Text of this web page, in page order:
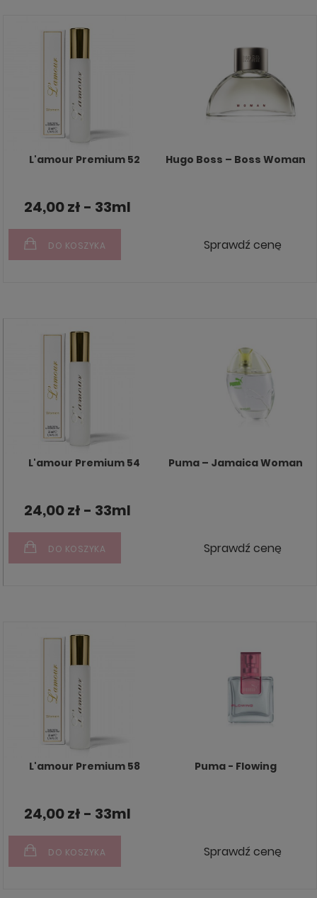
L'amour Premium 52 Hugo Boss – Boss Woman
24,00 zł - 33ml
DO KOSZYKA Sprawdź cenę
L'amour Premium 54 Puma – Jamaica Woman
24,00 zł - 33ml
DO KOSZYKA Sprawdź cenę
L'amour Premium 58 Puma - Flowing
24,00 zł - 33ml
DO KOSZYKA Sprawdź cenę